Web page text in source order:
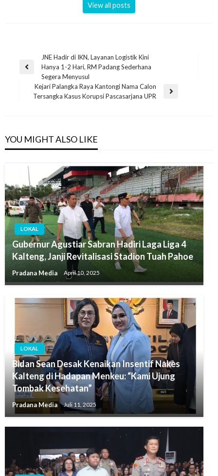
View all posts
JNE Hadir di IKN, Layanan Logistik Kini
Hanya 1-2 Hari, RM Padang Sederhana
Segera Menyusul
Kejari Palangka Raya Kantongi Nama Calon
Tersangka Kasus Korupsi Pascasarjana UPR
YOU MIGHT ALSO LIKE
LOKAL
Gubernur Agustiar Sabran Hadiri Laga Liga 4
Kalteng, Janji Revitalisasi Stadion Tuah Pahoe
Pradana Media April 10, 2025
LOKAL
Bidan Sean Desak Kenaikan Insentif Nakes
Kalteng di Hadapan Menkeu: “Kami Ujung
Tombak Kesehatan”
Pradana Media Juli 11, 2025